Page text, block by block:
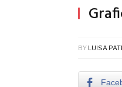
BY LUISA